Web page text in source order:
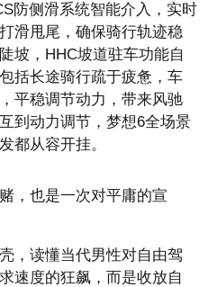
防侧滑系统智能介入，实时
滑甩尾，确保骑行轨迹稳
坡，HHC坡道驻车功能自
括长途骑行疏于疲惫，车
平稳调节动力，带来风驰
到动力调节，梦想6全场景
都从容开挂。
，也是一次对平庸的宣
，读懂当代男性对自由驾
速度的狂飙，而是收放自